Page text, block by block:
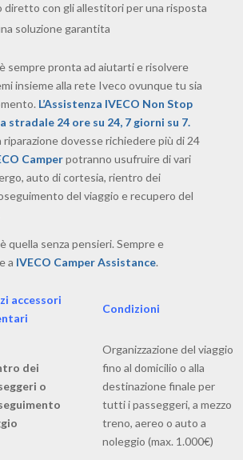
diretto con gli allestitori per una risposta
soluzione garantita
sempre pronta ad aiutarti e risolvere
insieme alla rete Iveco ovunque tu sia
L’Assistenza IVECO Non Stop
stradale 24 ore su 24, 7 giorni su 7.
riparazione dovesse richiedere più di 24
Camperpotranno usufruire di vari
auto di cortesia, rientro dei
del viaggio e recupero del
quella senza pensieri. Sempre e
a IVECO Camper Assistance.
accessori
Condizioni
dei
o
Organizzazione del viaggio
fino al domicilio o alla
destinazione finale per
tutti i passeggeri, a mezzo
treno, aereo o auto a
noleggio (max. 1.000€) ​